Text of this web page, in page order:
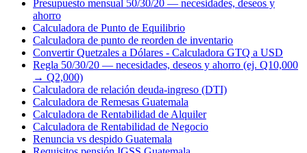
Presupuesto mensual 50/30/20 — necesidades, deseos y
ahorro
Calculadora de Punto de Equilibrio
Calculadora de punto de reorden de inventario
Convertir Quetzales a Dólares - Calculadora GTQ a USD
Regla 50/30/20 — necesidades, deseos y ahorro (ej. Q10,000
→ Q2,000)
Calculadora de relación deuda-ingreso (DTI)
Calculadora de Remesas Guatemala
Calculadora de Rentabilidad de Alquiler
Calculadora de Rentabilidad de Negocio
Renuncia vs despido Guatemala